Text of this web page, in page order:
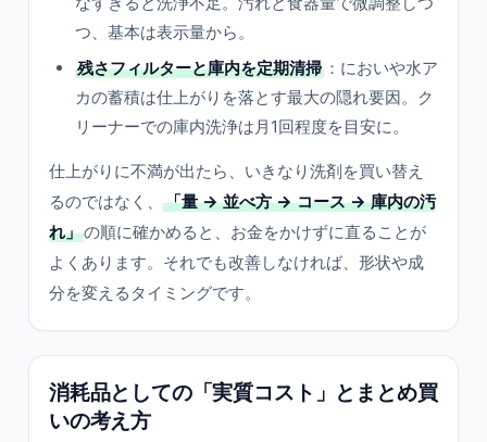
つ、基本は表示量から。
残さフィルターと庫内を定期清掃 ：においや水ア
カの蓄積は仕上がりを落とす最大の隠れ要因。ク
リーナーでの庫内洗浄は月1回程度を目安に。
仕上がりに不満が出たら、いきなり洗剤を買い替え
るのではなく、
「量 → 並べ方 → コース → 庫内の汚
れ」の順に確かめると、お金をかけずに直ることが
よくあります。それでも改善しなければ、形状や成
分を変えるタイミングです。
消耗品としての「実質コスト」とまとめ買
いの考え方